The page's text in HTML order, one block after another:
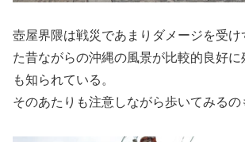
壺屋界隈は戦災であまりダメージを受
た昔ながらの沖縄の風景が比較的良好
も知られている。
そのあたりも注意しながら歩いてみるの